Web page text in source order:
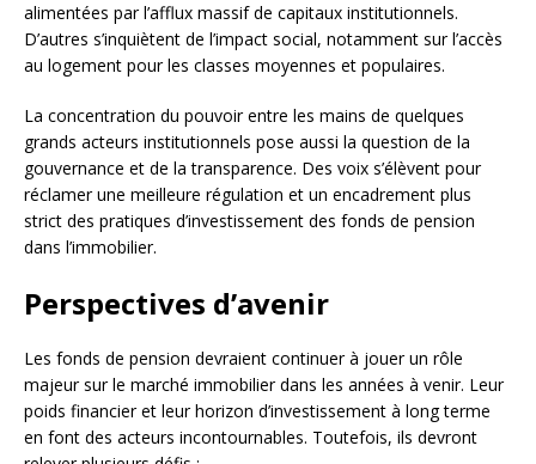
alimentées par l’afflux massif de capitaux institutionnels.
D’autres s’inquiètent de l’impact social, notamment sur l’accès
au logement pour les classes moyennes et populaires.
La concentration du pouvoir entre les mains de quelques
grands acteurs institutionnels pose aussi la question de la
gouvernance et de la transparence. Des voix s’élèvent pour
réclamer une meilleure régulation et un encadrement plus
strict des pratiques d’investissement des fonds de pension
dans l’immobilier.
Perspectives d’avenir
Les fonds de pension devraient continuer à jouer un rôle
majeur sur le marché immobilier dans les années à venir. Leur
poids financier et leur horizon d’investissement à long terme
en font des acteurs incontournables. Toutefois, ils devront